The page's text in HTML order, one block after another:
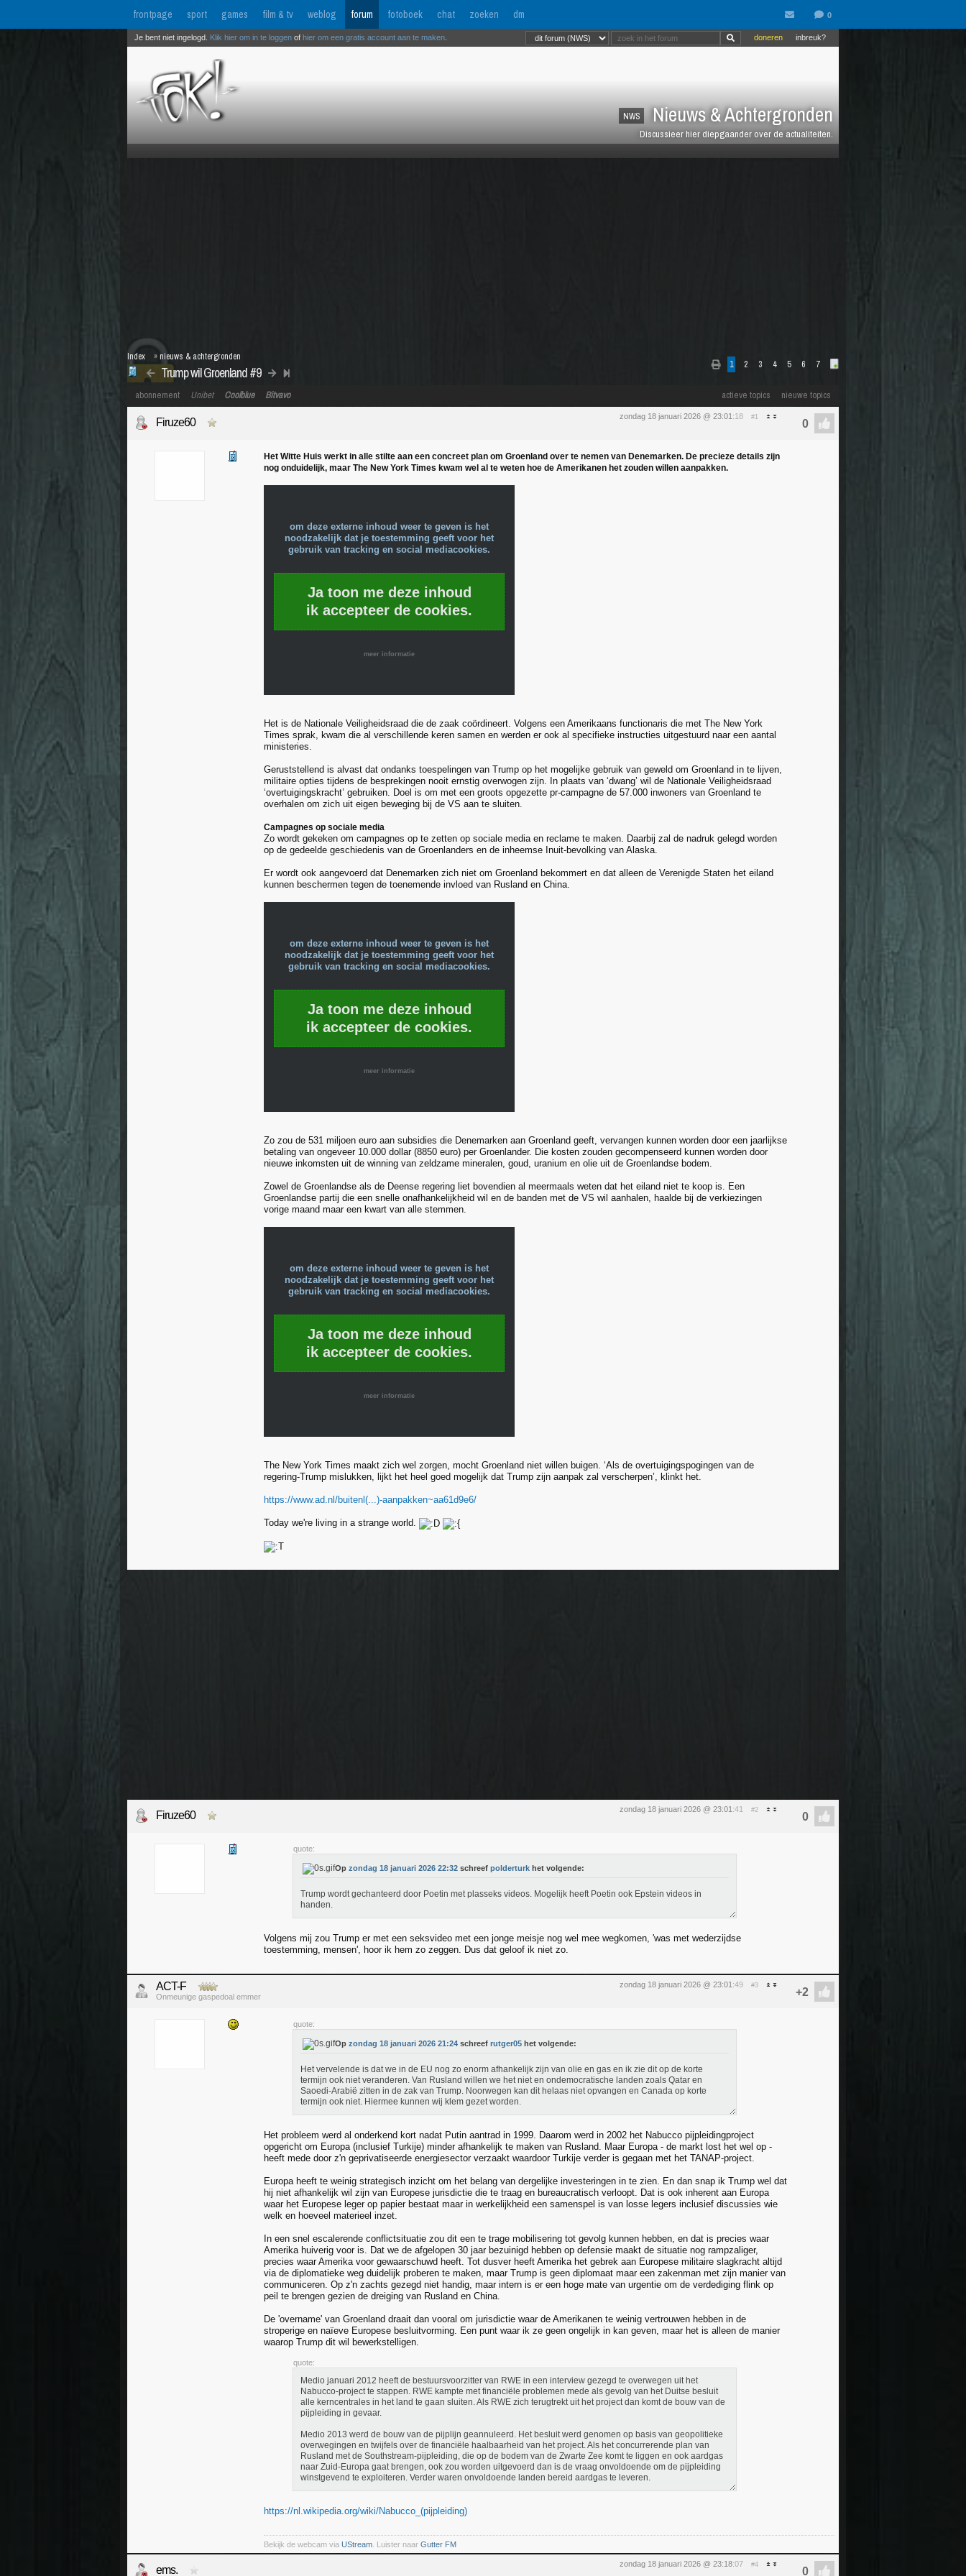
frontpage sport games film & tv weblog forum fotoboek chat zoeken dm
NWS Nieuws & Achtergronden
Discussieer hier diepgaander over de actualiteiten.
inbreuk?
doneren
Je bent niet ingelogd. Klik hier om in te loggen of hier om een gratis account aan te maken
1 2 3 4 5 6 7
Trump wil Groenland #9
Index » nieuws & achtergronden
actieve topics nieuwe topics
abonnement Unibet Coolblue Bitvavo
zondag 18 januari 2026 @ 23:01 :18 #1
Firuze60
Het Witte Huis werkt in alle stilte aan een concreet plan om Groenland over te nemen van Denemarken. De precieze details zijn
nog onduidelijk, maar The New York Times kwam wel al te weten hoe de Amerikanen het zouden willen aanpakken.
om deze externe inhoud weer te geven is het
noodzakelijk dat je toestemming geeft voor het
gebruik van tracking en social mediacookies.
Ja toon me deze inhoud
ik accepteer de cookies.
meer informatie
Het is de Nationale Veiligheidsraad die de zaak coördineert. Volgens een Amerikaans functionaris die met The New York
Times sprak, kwam die al verschillende keren samen en werden er ook al specifieke instructies uitgestuurd naar een aantal
ministeries.
Geruststellend is alvast dat ondanks toespelingen van Trump op het mogelijke gebruik van geweld om Groenland in te lijven,
militaire opties tijdens de besprekingen nooit ernstig overwogen zijn. In plaats van ‘dwang’ wil de Nationale Veiligheidsraad
‘overtuigingskracht’ gebruiken. Doel is om met een groots opgezette pr-campagne de 57.000 inwoners van Groenland te
overhalen om zich uit eigen beweging bij de VS aan te sluiten.
Campagnes op sociale media
Zo wordt gekeken om campagnes op te zetten op sociale media en reclame te maken. Daarbij zal de nadruk gelegd worden
op de gedeelde geschiedenis van de Groenlanders en de inheemse Inuit-bevolking van Alaska.
Er wordt ook aangevoerd dat Denemarken zich niet om Groenland bekommert en dat alleen de Verenigde Staten het eiland
kunnen beschermen tegen de toenemende invloed van Rusland en China.
om deze externe inhoud weer te geven is het
noodzakelijk dat je toestemming geeft voor het
gebruik van tracking en social mediacookies.
Ja toon me deze inhoud
ik accepteer de cookies.
meer informatie
Zo zou de 531 miljoen euro aan subsidies die Denemarken aan Groenland geeft, vervangen kunnen worden door een jaarlijkse
betaling van ongeveer 10.000 dollar (8850 euro) per Groenlander. Die kosten zouden gecompenseerd kunnen worden door
nieuwe inkomsten uit de winning van zeldzame mineralen, goud, uranium en olie uit de Groenlandse bodem.
Zowel de Groenlandse als de Deense regering liet bovendien al meermaals weten dat het eiland niet te koop is. Een
Groenlandse partij die een snelle onafhankelijkheid wil en de banden met de VS wil aanhalen, haalde bij de verkiezingen
vorige maand maar een kwart van alle stemmen.
om deze externe inhoud weer te geven is het
noodzakelijk dat je toestemming geeft voor het
gebruik van tracking en social mediacookies.
Ja toon me deze inhoud
ik accepteer de cookies.
meer informatie
The New York Times maakt zich wel zorgen, mocht Groenland niet willen buigen. ‘Als de overtuigingspogingen van de
regering-Trump mislukken, lijkt het heel goed mogelijk dat Trump zijn aanpak zal verscherpen’, klinkt het.
https://www.ad.nl/buitenl(...)-aanpakken~aa61d9e6/
Today we're living in a strange world.
zondag 18 januari 2026 @ 23:01 :41 #2
Firuze60
quote:
Op zondag 18 januari 2026 22:32 schreef polderturk het volgende:
Trump wordt gechanteerd door Poetin met plasseks videos. Mogelijk heeft Poetin ook Epstein videos in
handen.
Volgens mij zou Trump er met een seksvideo met een jonge meisje nog wel mee wegkomen, 'was met wederzijdse
toestemming, mensen', hoor ik hem zo zeggen. Dus dat geloof ik niet zo.
zondag 18 januari 2026 @ 23:01 :49 #3
ACT-F
Onmeunige gaspedoal emmer
quote:
Op zondag 18 januari 2026 21:24 schreef rutger05 het volgende:
Het vervelende is dat we in de EU nog zo enorm afhankelijk zijn van olie en gas en ik zie dit op de korte
termijn ook niet veranderen. Van Rusland willen we het niet en ondemocratische landen zoals Qatar en
Saoedi-Arabië zitten in de zak van Trump. Noorwegen kan dit helaas niet opvangen en Canada op korte
termijn ook niet. Hiermee kunnen wij klem gezet worden.
Het probleem werd al onderkend kort nadat Putin aantrad in 1999. Daarom werd in 2002 het Nabucco pijpleidingproject
opgericht om Europa (inclusief Turkije) minder afhankelijk te maken van Rusland. Maar Europa - de markt lost het wel op -
heeft mede door z'n geprivatiseerde energiesector verzaakt waardoor Turkije verder is gegaan met het TANAP-project.
Europa heeft te weinig strategisch inzicht om het belang van dergelijke investeringen in te zien. En dan snap ik Trump wel dat
hij niet afhankelijk wil zijn van Europese jurisdictie die te traag en bureaucratisch verloopt. Dat is ook inherent aan Europa
waar het Europese leger op papier bestaat maar in werkelijkheid een samenspel is van losse legers inclusief discussies wie
welk en hoeveel materieel inzet.
In een snel escalerende conflictsituatie zou dit een te trage mobilisering tot gevolg kunnen hebben, en dat is precies waar
Amerika huiverig voor is. Dat we de afgelopen 30 jaar bezuinigd hebben op defensie maakt de situatie nog rampzaliger,
precies waar Amerika voor gewaarschuwd heeft. Tot dusver heeft Amerika het gebrek aan Europese militaire slagkracht altijd
via de diplomatieke weg duidelijk proberen te maken, maar Trump is geen diplomaat maar een zakenman met zijn manier van
communiceren. Op z'n zachts gezegd niet handig, maar intern is er een hoge mate van urgentie om de verdediging flink op
peil te brengen gezien de dreiging van Rusland en China.
De 'overname' van Groenland draait dan vooral om jurisdictie waar de Amerikanen te weinig vertrouwen hebben in de
stroperige en naïeve Europese besluitvorming. Een punt waar ik ze geen ongelijk in kan geven, maar het is alleen de manier
waarop Trump dit wil bewerkstelligen.
quote:
Medio januari 2012 heeft de bestuursvoorzitter van RWE in een interview gezegd te overwegen uit het
Nabucco-project te stappen. RWE kampte met financiële problemen mede als gevolg van het Duitse besluit
alle kerncentrales in het land te gaan sluiten. Als RWE zich terugtrekt uit het project dan komt de bouw van de
pijpleiding in gevaar.
Medio 2013 werd de bouw van de pijplijn geannuleerd. Het besluit werd genomen op basis van geopolitieke
overwegingen en twijfels over de financiële haalbaarheid van het project. Als het concurrerende plan van
Rusland met de Southstream-pijpleiding, die op de bodem van de Zwarte Zee komt te liggen en ook aardgas
naar Zuid-Europa gaat brengen, ook zou worden uitgevoerd dan is de vraag onvoldoende om de pijpleiding
winstgevend te exploiteren. Verder waren onvoldoende landen bereid aardgas te leveren.
https://nl.wikipedia.org/wiki/Nabucco_(pijpleiding)
Bekijk de webcam via UStream . Luister naar Gutter FM
zondag 18 januari 2026 @ 23:18:07 #4
ems.